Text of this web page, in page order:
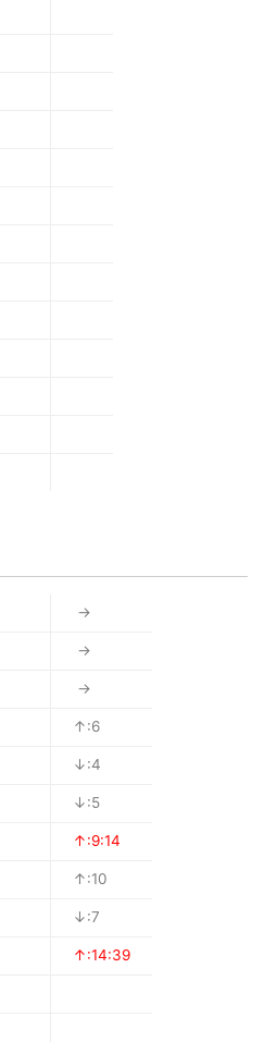
→
→
→
↑:6
↓:4
↓:5
↑:9:14
↑:10
↓:7
↑:14:39